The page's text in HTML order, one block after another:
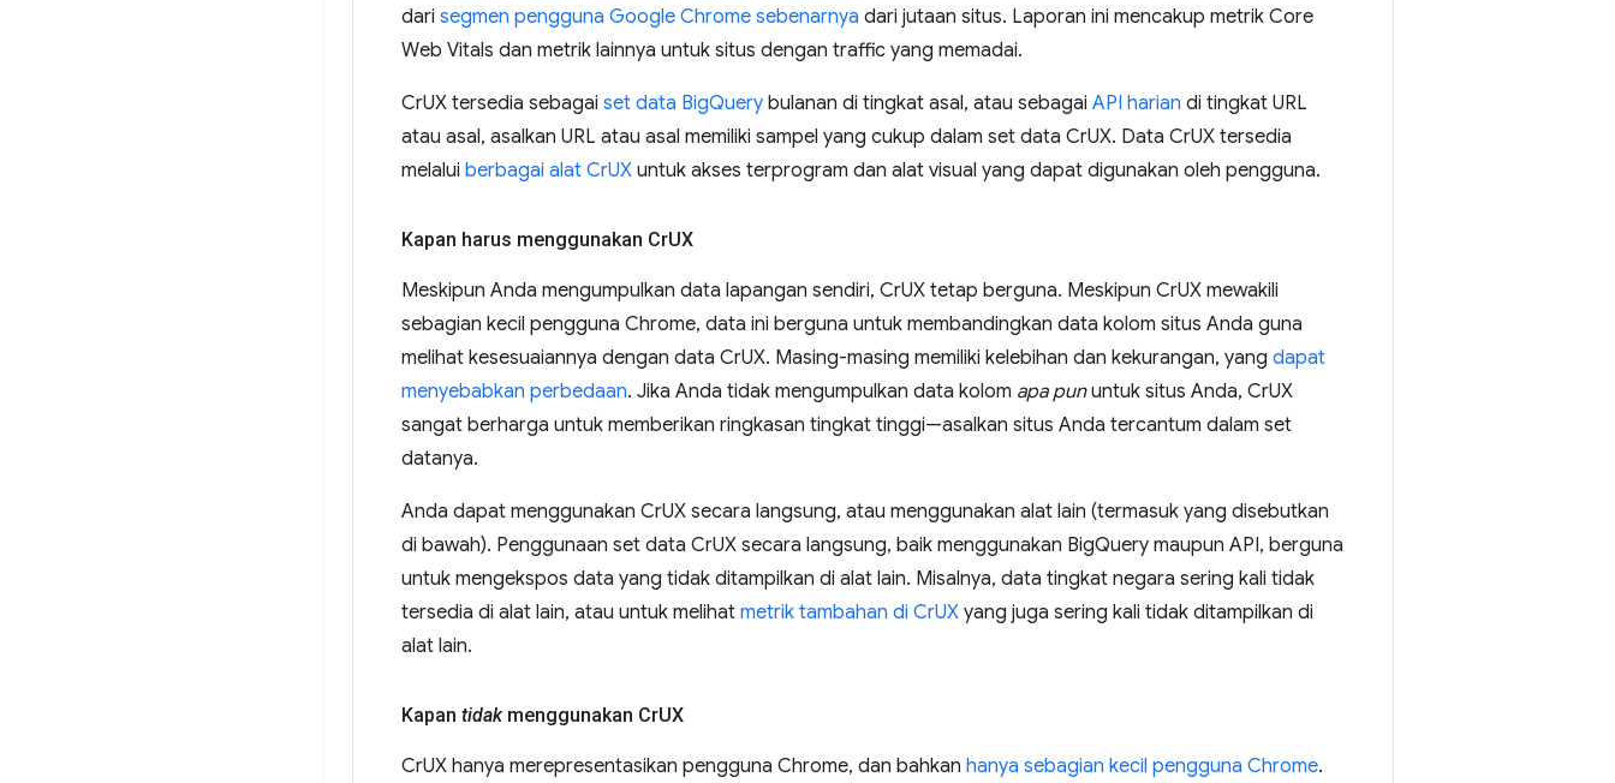
dari segmen pengguna Google Chrome sebenarnya dari jutaan situs. Laporan ini mencakup metrik Core
Web Vitals dan metrik lainnya untuk situs dengan traffic yang memadai.
CrUX tersedia sebagai set data BigQuery bulanan di tingkat asal, atau sebagai API harian di tingkat URL
atau asal, asalkan URL atau asal memiliki sampel yang cukup dalam set data CrUX. Data CrUX tersedia
melalui berbagai alat CrUX untuk akses terprogram dan alat visual yang dapat digunakan oleh pengguna.
Kapan harus menggunakan CrUX
Meskipun Anda mengumpulkan data lapangan sendiri, CrUX tetap berguna. Meskipun CrUX mewakili
sebagian kecil pengguna Chrome, data ini berguna untuk membandingkan data kolom situs Anda guna
melihat kesesuaiannya dengan data CrUX. Masing-masing memiliki kelebihan dan kekurangan, yang dapat
menyebabkan perbedaan. Jika Anda tidak mengumpulkan data kolom apa pununtuk situs Anda, CrUX
sangat berharga untuk memberikan ringkasan tingkat tinggi—asalkan situs Anda tercantum dalam set
datanya.
Anda dapat menggunakan CrUX secara langsung, atau menggunakan alat lain (termasuk yang disebutkan
di bawah). Penggunaan set data CrUX secara langsung, baik menggunakan BigQuery maupun API, berguna
untuk mengekspos data yang tidak ditampilkan di alat lain. Misalnya, data tingkat negara sering kali tidak
tersedia di alat lain, atau untuk melihat metrik tambahan di CrUX yang juga sering kali tidak ditampilkan di
alat lain.
Kapan tidakmenggunakan CrUX
CrUX hanya merepresentasikan pengguna Chrome, dan bahkan hanya sebagian kecil pengguna Chrome.